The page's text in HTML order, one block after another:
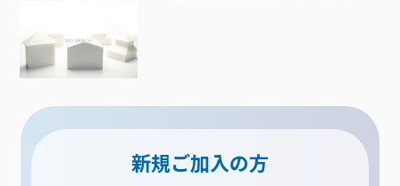
新規ご加入の方